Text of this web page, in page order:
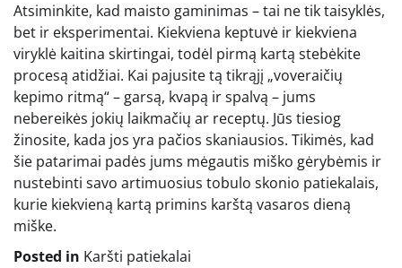
Atsiminkite, kad maisto gaminimas – tai ne tik taisyklės,
bet ir eksperimentai. Kiekviena keptuvė ir kiekviena
viryklė kaitina skirtingai, todėl pirmą kartą stebėkite
procesą atidžiai. Kai pajusite tą tikrąjį „voveraičių
kepimo ritmą“ – garsą, kvapą ir spalvą – jums
nebereikės jokių laikmačių ar receptų. Jūs tiesiog
žinosite, kada jos yra pačios skaniausios. Tikimės, kad
šie patarimai padės jums mėgautis miško gėrybėmis ir
nustebinti savo artimuosius tobulo skonio patiekalais,
kurie kiekvieną kartą primins karštą vasaros dieną
miške.
Posted in Karšti patiekalai